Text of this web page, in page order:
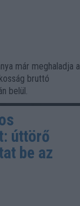
már meghaladja a
bruttó
belül.
úttörő
be az